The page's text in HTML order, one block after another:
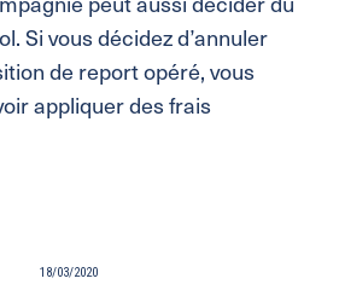
Si vous décidez d’annuler
de report opéré, vous
appliquer des frais
18/03/2020